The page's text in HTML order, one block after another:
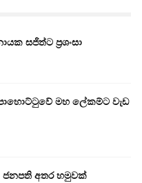
සජිත්ට ප්‍රශංසා
මහ ලේකම්ට වැඩ
ජනපති අතර හමුවක්